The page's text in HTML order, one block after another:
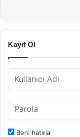
Kayıt Ol
Beni hatırla